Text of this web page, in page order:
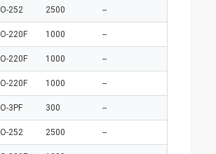
252 2500 --
220F 1000 --
220F 1000 --
220F 1000 --
3PF 300 --
252 2500 --